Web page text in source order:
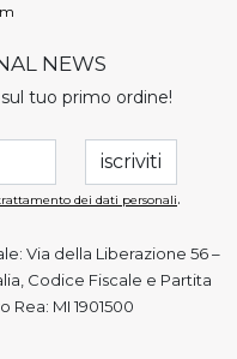
NEWS
tuo primo ordine!
dei dati personali.
Via della Liberazione 56 –
Codice Fiscale e Partita
Rea: MI 1901500